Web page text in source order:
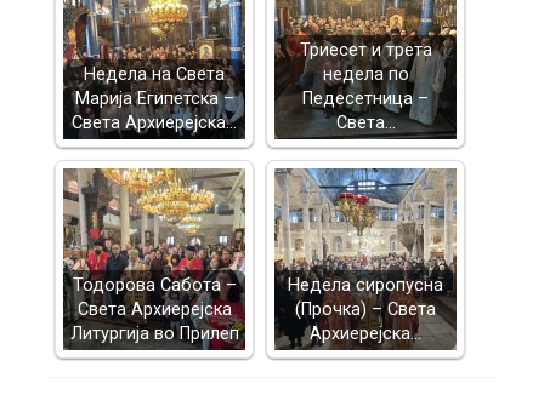
Недела на Света
Марија Египетска –
Света Архиерејска…
Триесет и трета
недела по
Педесетница –
Света…
Тодорова Сабота –
Света Архиерејска
Литургија во Прилеп
Недела сиропусна
(Прочка) – Света
Архиерејска…